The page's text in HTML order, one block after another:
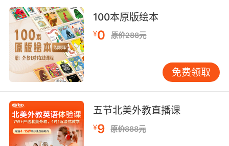
残骸里发现的线索指向以色列
100本原版绘本
¥0 原价288元
免费领取
五节北美外教直播课
¥9 原价888元